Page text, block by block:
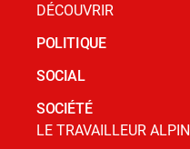
DÉCOUVRIR
POLITIQUE
SOCIAL
SOCIÉTÉ
LE TRAVAILLEUR ALPIN